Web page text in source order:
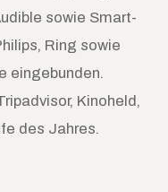
sowie Smart-
Ring sowie
eingebunden.
Kinoheld,
des Jahres.